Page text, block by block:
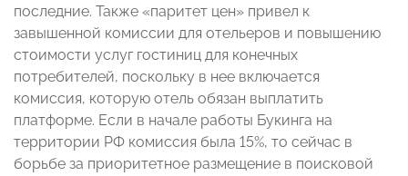
последние. Также «паритет цен» привел к
завышенной комиссии для отельеров и повышению
стоимости услуг гостиниц для конечных
потребителей, поскольку в нее включается
комиссия, которую отель обязан выплатить
платформе. Если в начале работы Букинга на
территории РФ комиссия была 15%, то сейчас в
борьбе за приоритетное размещение в поисковой